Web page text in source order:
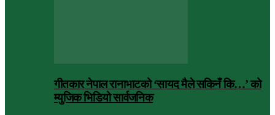
गीतकार नेपाल रानाभाटको ‘सायद मैले सकिनँ कि…’ को
म्युजिक भिडियो सार्वजनिक